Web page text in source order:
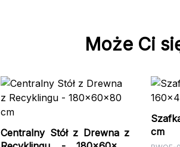
Może Ci
Centralny Stół z Drewna z
cm